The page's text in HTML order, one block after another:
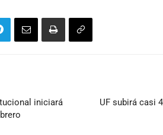
iniciará
UF subirá casi